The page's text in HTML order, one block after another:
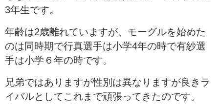
3年生です。
年齢は2歳離れていますが、モーグルを始めた
のは同時期で行真選手は小学4年の時で有紗選
手は小学６年の時です。
兄弟ではありますが性別は異なりますが良きラ
イバルとしてこれまで頑張ってきたのです。